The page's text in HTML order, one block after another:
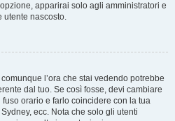
apparirai solo agli amministratori e
utente nascosto.
l’ora che stai vedendo potrebbe
dal tuo. Se così fosse, devi cambiare
orario e farlo coincidere con la tua
ecc. Nota che solo gli utenti